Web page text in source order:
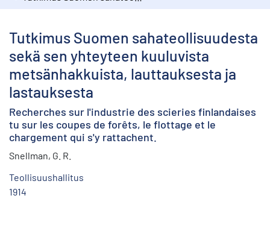
Tutkimus Suomen sahateollisuudesta
sekä sen yhteyteen kuuluvista
metsänhakkuista, lauttauksesta ja
lastauksesta
Recherches sur l'industrie des scieries finlandaises
tu sur les coupes de forêts, le flottage et le
chargement qui s'y rattachent.
Snellman, G. R.
Teollisuushallitus
1914